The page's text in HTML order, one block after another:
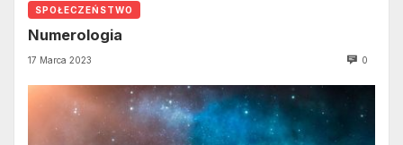
SPOŁECZEŃSTWO
Numerologia
17 Marca 2023 0